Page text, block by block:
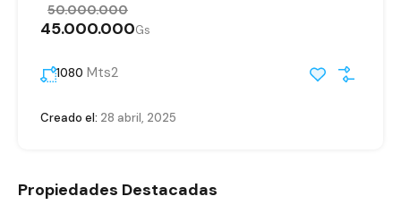
45.000.000
50.000.000
Gs
1080 Mts2
Creado el: 28 abril, 2025
Propiedades Destacadas